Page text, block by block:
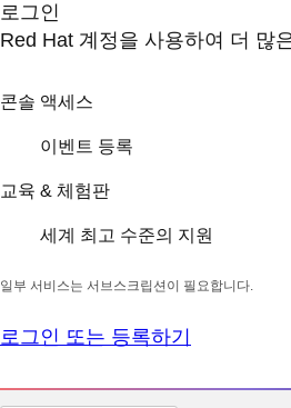
로그인
Red Hat 계정을 사용하여 더 많
콘솔 액세스
이벤트 등록
교육 & 체험판
세계 최고 수준의 지원
일부 서비스는 서브스크립션이 필요합니다.
로그인 또는 등록하기